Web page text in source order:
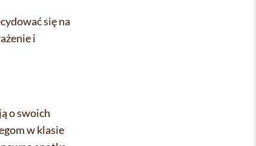
się na
i
o swoich
w klasie